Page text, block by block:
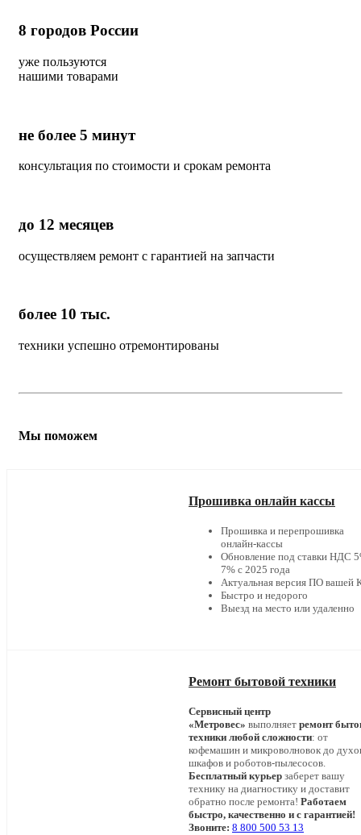
8 городов России
уже пользуются
нашими товарами
не более 5 минут
консультация по стоимости и срокам ремонта
до 12 месяцев
осуществляем ремонт с гарантией на запчасти
более 10 тыс.
техники успешно отремонтированы
Мы поможем
Прошивка онлайн кассы
Прошивка и перепрошивка
онлайн-кассы
Обновление под ставки НДС
7% с 2025 года
Актуальная версия ПО вашей
Быстро и недорого
Выезд на место или удаленно
Ремонт бытовой техники
Сервисный центр
«Метровес» выполняет ремонт
техники любой сложности: от
кофемашин и микроволновок до
шкафов и роботов-пылесосов.
Бесплатный курьер заберет вашу
технику на диагностику и доставит
обратно после ремонта! Работаем
быстро, качественно и с гарантией!
Звоните: 8 800 500 53 13